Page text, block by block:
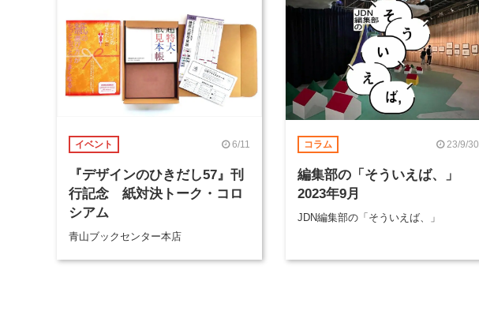
イベント 6/11
『デザインのひきだし57』刊
行記念 紙対決トーク・コロ
シアム
青山ブックセンター本店
コラム 23/9/30
編集部の「そういえば、」
2023年9月
JDN編集部の「そういえば、」